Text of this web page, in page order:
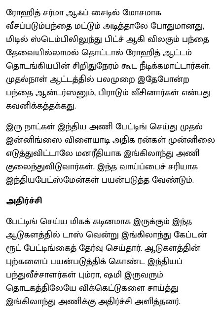
ரோஹித் சர்மா ஆஃப் சைடில் மோசமாக
வீசப்படும்பந்தை மட்டும் அடித்தாலே போதுமானது,
மிடில் ஸ்டெம்பிலிலுந்து பிட்ச் ஆகி விலகும் பந்தை
தேவையில்லாமல் தொட்டால் ரோஹித் ஆட்டம்
தொடங்கியபின் சிறிதுநேரம் கூட நீடிக்கமாட்டார்கள்.
முதல்நாள் ஆட்டத்தில் பலமுறை இதேபோன்ற
பந்தை ஆன்டர்ஸனும், பிராடும் வீசினார்கள் என்பது
கவனிக்கத்தக்கது.
இரு நாட்கள் இந்திய அணி பேட்டிங் செய்து முதல்
இன்னிங்ஸை விளையாடி அதிக ரன்கள் முன்னிலை
எடுத்துவிட்டாலே மனரீதியாக இங்கிலாந்து அணி
குலைந்துவிடுவார்கள். இந்த வாய்ப்பைச் சரியாக
இந்தியபேட்ஸ்மேன்கள் பயன்படுத்த வேண்டும்.
அதிர்ச்சி
பேட்டிங் செய்ய மிகக் கடினமாக இருக்கும் இந்த
ஆடுகளத்தில் டாஸ் வென்று இங்கிலாந்து கேப்டன்
ரூட் பேட்டிங்கைத் தேர்வு செய்தார். ஆடுகளத்தின்
புற்களைப் பயன்படுத்திக் கொண்ட இந்தியப்
பந்துவீச்சாளர்கள் பும்ரா, ஷமி இருவரும்
தொடகத்திலேயே விக்கெட்டுகளை சாய்த்து
இங்கிலாந்து அணிக்கு அதிர்ச்சி அளித்தனர்.